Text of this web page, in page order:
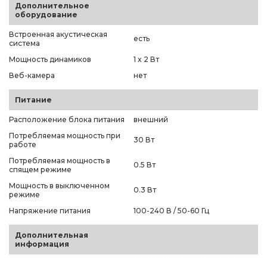
Дополнительное
оборудование
Встроенная акустическая
система
есть
Мощность динамиков
1 x 2 Вт
Веб-камера
нет
Питание
Расположение блока питания
внешний
Потребляемая мощность при
работе
30 Вт
Потребляемая мощность в
спящем режиме
0.5 Вт
Мощность в выключенном
режиме
0.3 Вт
Напряжение питания 100-240 В / 50-60 Гц
Дополнительная
информация